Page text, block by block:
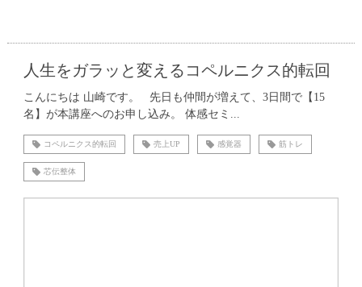
人生をガラッと変えるコペルニクス的転回
こんにちは 山崎です。 先日も仲間が増えて、3日間で【15
名】が本講座へのお申し込み。 体感セミ...
コペルニクス的転回 売上UP 感覚器 筋トレ
芯伝整体